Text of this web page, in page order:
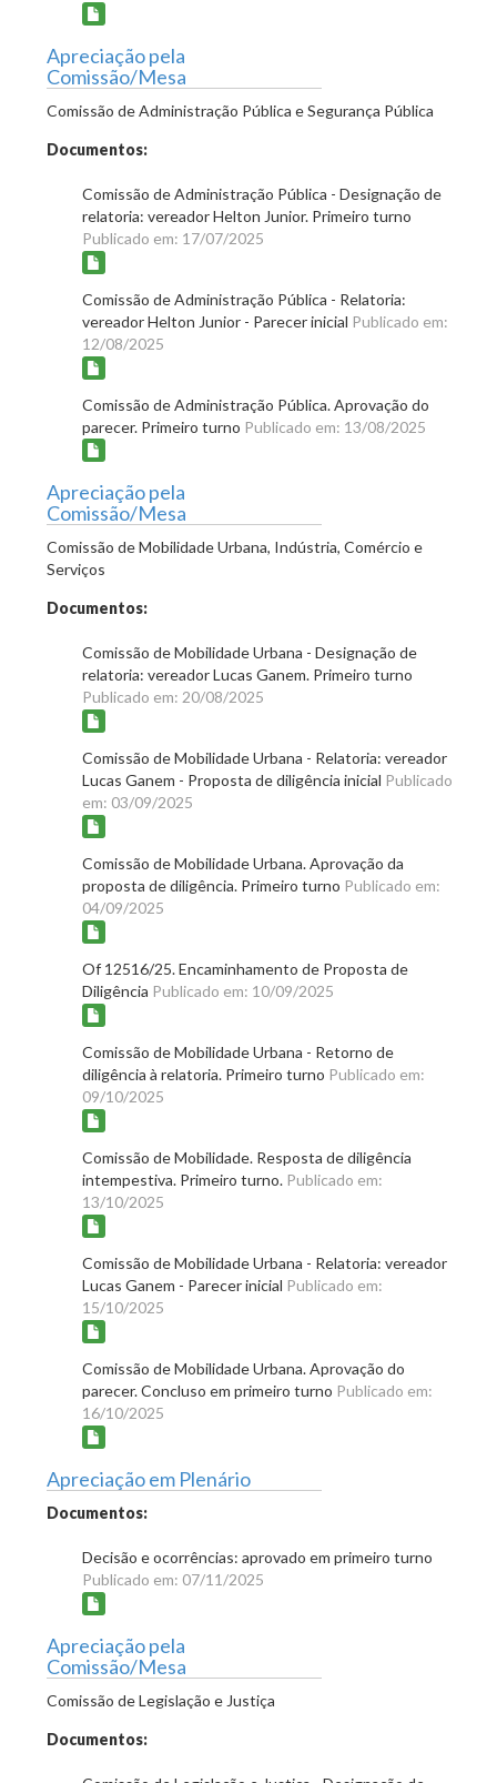
Apreciação pela
Comissão/Mesa
Comissão de Administração Pública e Segurança Pública
Documentos:
Comissão de Administração Pública - Designação de
relatoria: vereador Helton Junior. Primeiro turno
Publicado em: 17/07/2025
Comissão de Administração Pública - Relatoria:
vereador Helton Junior - Parecer inicial Publicado em:
12/08/2025
Comissão de Administração Pública. Aprovação do
parecer. Primeiro turno Publicado em: 13/08/2025
Apreciação pela
Comissão/Mesa
Comissão de Mobilidade Urbana, Indústria, Comércio e
Serviços
Documentos:
Comissão de Mobilidade Urbana - Designação de
relatoria: vereador Lucas Ganem. Primeiro turno
Publicado em: 20/08/2025
Comissão de Mobilidade Urbana - Relatoria: vereador
Lucas Ganem - Proposta de diligência inicial Publicado
em: 03/09/2025
Comissão de Mobilidade Urbana. Aprovação da
proposta de diligência. Primeiro turno Publicado em:
04/09/2025
Of 12516/25. Encaminhamento de Proposta de
Diligência Publicado em: 10/09/2025
Comissão de Mobilidade Urbana - Retorno de
diligência à relatoria. Primeiro turno Publicado em:
09/10/2025
Comissão de Mobilidade. Resposta de diligência
intempestiva. Primeiro turno. Publicado em:
13/10/2025
Comissão de Mobilidade Urbana - Relatoria: vereador
Lucas Ganem - Parecer inicial Publicado em:
15/10/2025
Comissão de Mobilidade Urbana. Aprovação do
parecer. Concluso em primeiro turno Publicado em:
16/10/2025
Apreciação em Plenário
Documentos:
Decisão e ocorrências: aprovado em primeiro turno
Publicado em: 07/11/2025
Apreciação pela
Comissão/Mesa
Comissão de Legislação e Justiça
Documentos: